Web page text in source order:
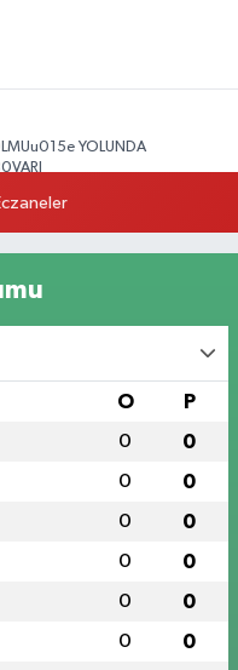
YOLUNDA
O P
0 0
0 0
0 0
0 0
0 0
0 0